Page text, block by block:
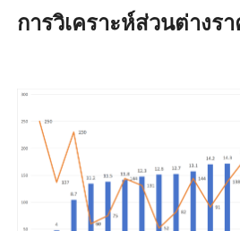
การวิเคราะห์ส่วนต่างรา